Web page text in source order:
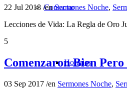
Contactar
Horarios
22 Jul 2018 /enSermones Noche,
Lecciones de Vida: La Regla de
5
Comenzaron Bien
03 Sep 2017 /en Sermones Noche,